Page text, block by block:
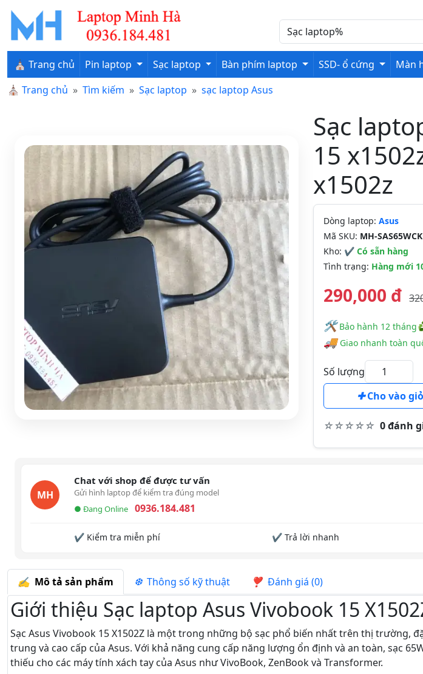
⛪ Trang chủ Pin laptop Sạc laptop Bàn phím laptop SSD- ổ cứng Màn
⛪ Trang chủ Tìm kiếm Sạc laptop sạc laptop Asus
Sạc
15
x1502z
Dòng laptop: Asus
Mã SKU: MH-
Kho: ✔ Có sẵn hàng
Tình trạng: Hàng mới
290,000 đ
🛠️️ Bảo hành 12 tháng
🚚Giao nhanh toàn
Số lượng
Cho vào giỏ
0 đánh
MH
Chat với shop để được tư vấn
Gửi hình laptop để kiểm tra đúng model
● Đang Online
0936.184.481
✔ Kiểm tra miễn phí ✔ Trả lời nhanh
Mô tả sản phẩm Thông số kỹ thuật Đánh giá (0)
Giới thiệu Sạc laptop Asus Vivobook 15
Sạc Asus Vivobook 15 X1502Z là một trong những bộ sạc phổ biến nhất trên thị trường,
trung và cao cấp của Asus. Với khả năng cung cấp năng lượng ổn định và an toàn, sạc
thiếu cho các máy tính xách tay của Asus như VivoBook, ZenBook và Transformer.